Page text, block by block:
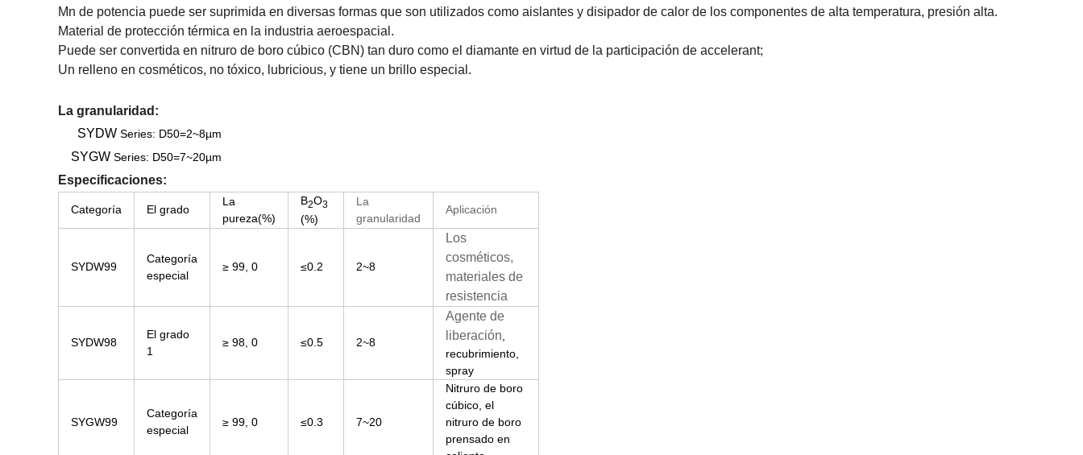
Mn de potencia puede ser suprimida en diversas formas que son utilizados como aislantes y disipador de calor de los componentes de alta temperatura, presión alta.
Material de protección térmica en la industria aeroespacial .
Puede ser convertida en nitruro de boro cúbico (CBN) tan duro como el diamante en virtud de la participación de accelerant;
Un relleno en cosméticos, no tóxico, lubricious, y tiene un brillo especial.
La granularidad:
SYDW Series: D50=2~8µm
SYGW Series: D50=7~20µm
Especificaciones:
Categoría El grado
La
pureza(%)
B2O3
(%)
La
granularidad
Aplicación
SYDW99
Categoría
especial
≥ 99, 0 ≤0.2 2~8
Los
cosméticos,
materiales de
resistencia
SYDW98
El grado
1
≥ 98, 0 ≤0.5 2~8
Agente de
liberación
recubrimiento,
spray
SYGW99
Categoría
especial
≥ 99, 0 ≤0.3 7~20
Nitruro de boro
cúbico, el
nitruro de boro
prensado en